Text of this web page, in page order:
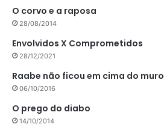
O corvo e a raposa
28/08/2014
Envolvidos X Comprometidos
28/12/2021
Raabe não ficou em cima do muro
06/10/2016
O prego do diabo
14/10/2014